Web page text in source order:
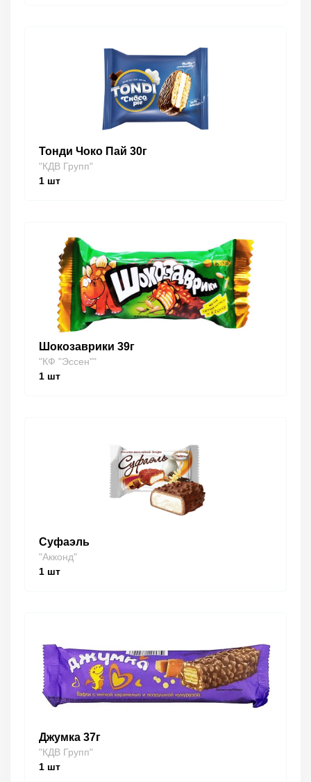
Тонди Чоко Пай 30г
"КДВ Групп"
1 шт
Шокозаврики 39г
"КФ "Эссен""
1 шт
Суфаэль
"Акконд"
1 шт
Джумка 37г
"КДВ Групп"
1 шт